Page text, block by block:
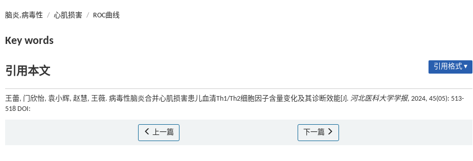
脑炎,病毒性 / 心肌损害 / ROC曲线
Key words
引用本文 引用格式 ▾
王蕾, 门欣怡, 袁小辉, 赵慧, 王薇. 病毒性脑炎合并心肌损害患儿血清Th1/Th2细胞因子含量变化及其诊断效能[J]. 河北医科大学学报, 2024, 45(05): 513-
518 DOI:
上一篇 下一篇